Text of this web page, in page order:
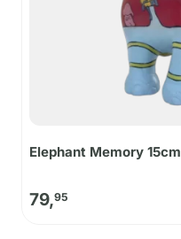
Elephant Memory 15cm
79,95